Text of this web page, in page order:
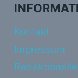
Kontakt
Impressum